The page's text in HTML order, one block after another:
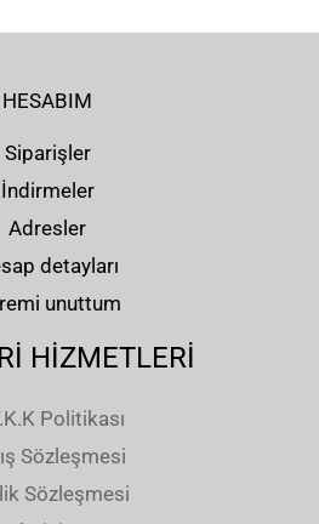
HESABIM
Siparişler
İndirmeler
Adresler
detayları
unuttum
HİZMETLERİ
Politikası
Sözleşmesi
Sözleşmesi